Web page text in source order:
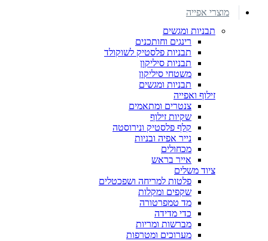
מוצרי אפייה
תבניות ומגשים
רינגים וחותכנים
תבניות פלסטיק לשוקולד
תבניות סיליקון
משטחי סיליקון
תבניות ומגשים
זילוף ואפייה
צנטרים ומתאמים
שקיות זילוף
קלף פלסטיק ונירוסטה
נייר אפיה ובניות
מכחולים
אייר בראש
ציוד משלים
פלטות למריחה ושפכטלים
שקפים ומקלות
מד טמפרטורה
כדי מדידה
מברשות ומריות
מערוכים ומטרפות